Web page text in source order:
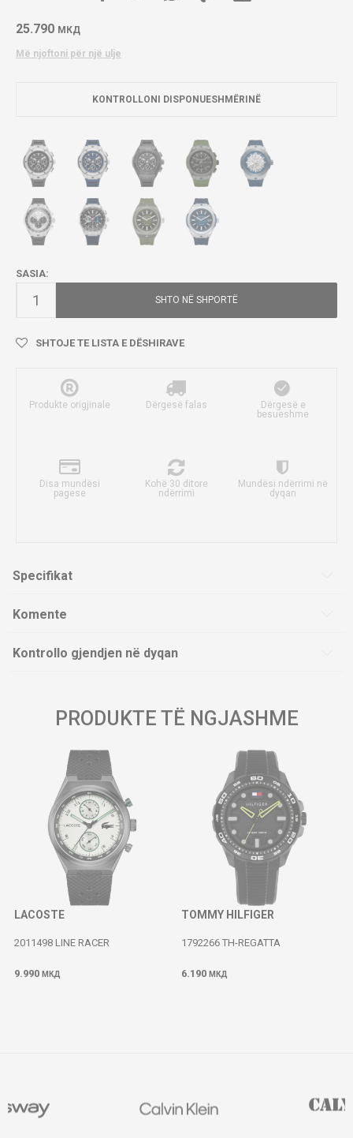
25.790 МКД
Më njoftoni për një ulje
KONTROLLONI DISPONUESHMËRINË
SASIA:
SHTO NË SHPORTË
SHTOJE TE LISTA E DËSHIRAVE
Produkte origjinale Dërgesë falas
Dërgesë e
besueshme
Disa mundësi
pagese
Kohë 30 ditore
ndërrimi
Mundësi ndërrimi në
dyqan
Specifikat
Komente
Kontrollo gjendjen në dyqan
PRODUKTE TË NGJASHME
LACOSTE
2011498 LINE RACER
9.990 МКД
TOMMY HILFIGER
1792266 TH-REGATTA
6.190 МКД